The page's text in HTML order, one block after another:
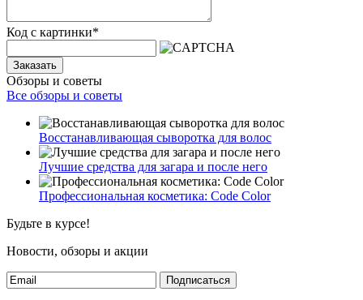
Код с картинки*
Заказать
Обзоры и советы
Все обзоры и советы
Восстанавливающая сыворотка для волос
Лучшие средства для загара и после него
Профессиональная косметика: Code Color
Будьте в курсе!
Новости, обзоры и акции
Подписаться